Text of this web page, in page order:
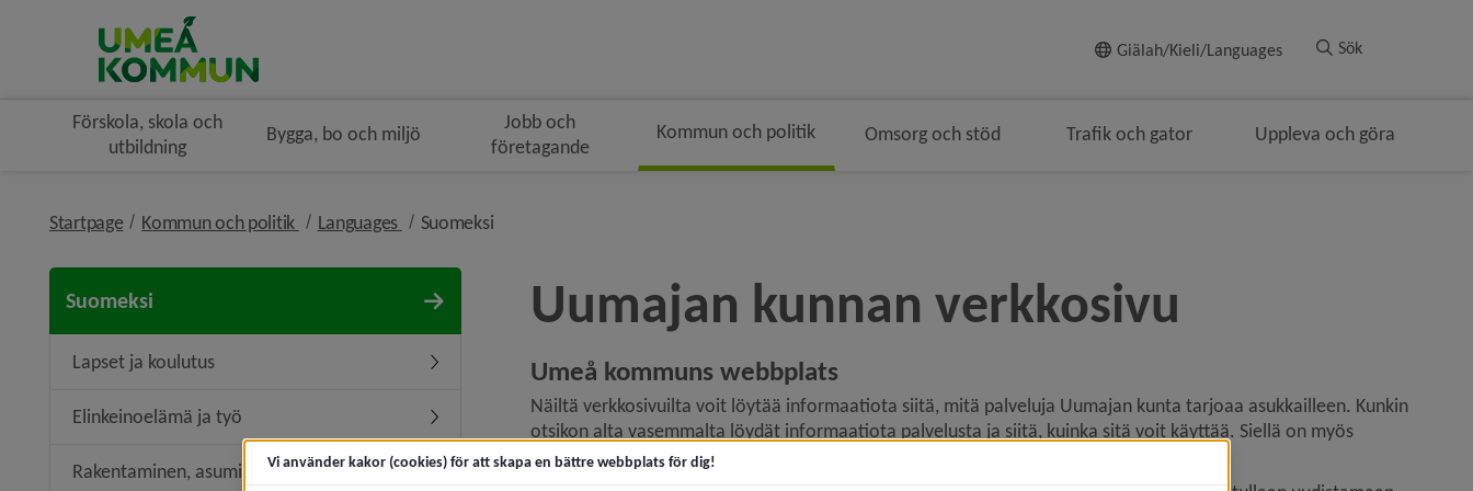
Giälah/Kieli/Languages Sök
Förskola, skola och
utbildning
Bygga, bo och miljö
Jobb och
företagande
Kommun och politik Omsorg och stöd Trafik och gator Uppleva och göra
Startpage Kommun och politik nivå i brödsmulenavigeringen
Languages nivå i brödsmulenavigeringen
Suomeksinivå i brödsmulenavigeringen
Suomeksi
Lapset ja koulutus Undermeny för Lapset ja koulutus
Elinkeinoelämä ja työ Undermeny för Elinkeinoelämä ja työ
Rakentaminen, asuminen ja ympäristö
Uumajan kunnan verkkosivu
Umeå kommuns webbplats
Näiltä verkkosivuilta voit löytää informaatiota siitä, mitä palveluja Uumajan kunta tarjoaa asukkailleen. Kunkin
otsikon alta vasemmalta löydät informaatiota palvelusta ja siitä, kuinka sitä voit käyttää. Siellä on myös
puhelinnumero sekä muita yhteistietoja.
Vi använder kakor (cookies) för att skapa en bättre webbplats för dig!